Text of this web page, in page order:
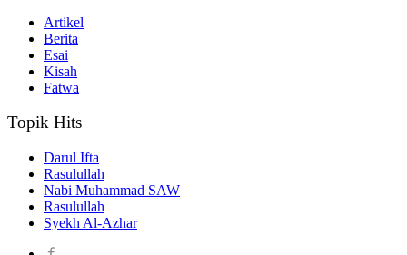
Artikel
Berita
Esai
Kisah
Fatwa
Topik Hits
Darul Ifta
Rasulullah
Nabi Muhammad SAW
Rasulullah
Syekh Al-Azhar